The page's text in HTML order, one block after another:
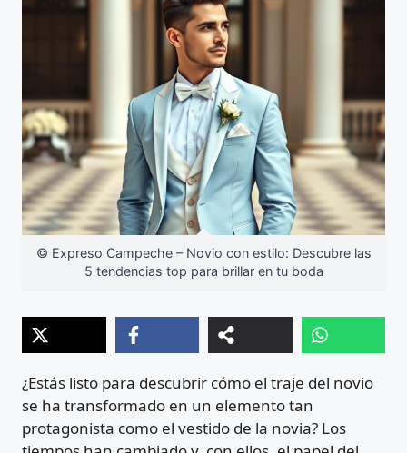
© Expreso Campeche – Novio con estilo: Descubre las
5 tendencias top para brillar en tu boda
¿Estás listo para descubrir cómo el traje del novio
se ha transformado en un elemento tan
protagonista como el vestido de la novia? Los